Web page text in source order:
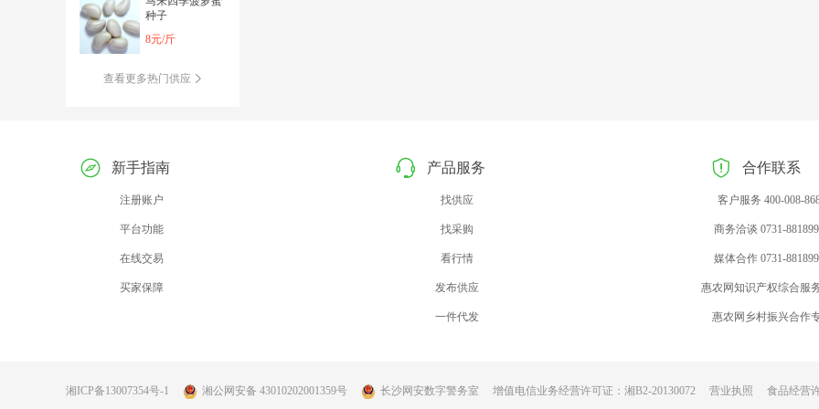
种子
8元/斤
查看更多热门供应
新手指南
注册账户
平台功能
在线交易
买家保障
产品服务
找供应
找采购
看行情
发布供应
一件代发
合作联系
客户服务 400-008-
商务洽谈 0731-
媒体合作 0731-
惠农网知识产权综合服
惠农网乡村振兴合作
湘ICP备13007354号-1 湘公网安备 43010202001359号 长沙网安数字警务室 增值电信业务经营许可证：湘B2-20130072 营业执照 食品经营